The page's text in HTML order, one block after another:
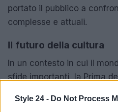
Style 24 - Do Not Process
portato il pubblico a
complesse e attuali.
Il futuro della cultura
In un contesto in cui il
sfide importanti, la Prima
della società. Le parole di